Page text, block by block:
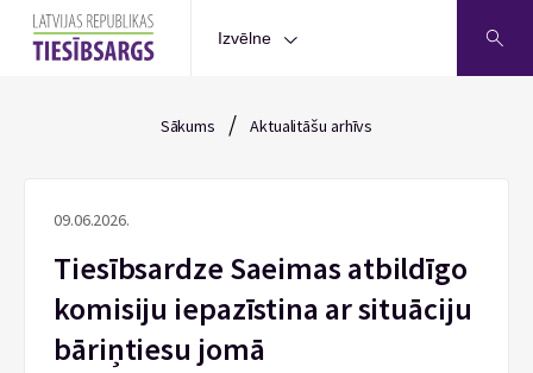
Izvēlne
Sākums / Aktualitāšu arhīvs
09.06.2026.
Tiesībsardze Saeimas atbildīgo
komisiju iepazīstina ar situāciju
bāriņtiesu jomā